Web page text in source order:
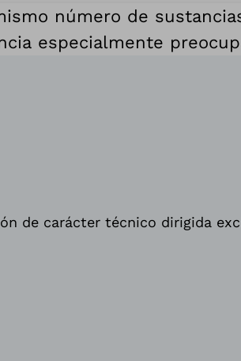
número de
especialmente
de carácter técnico dirigida